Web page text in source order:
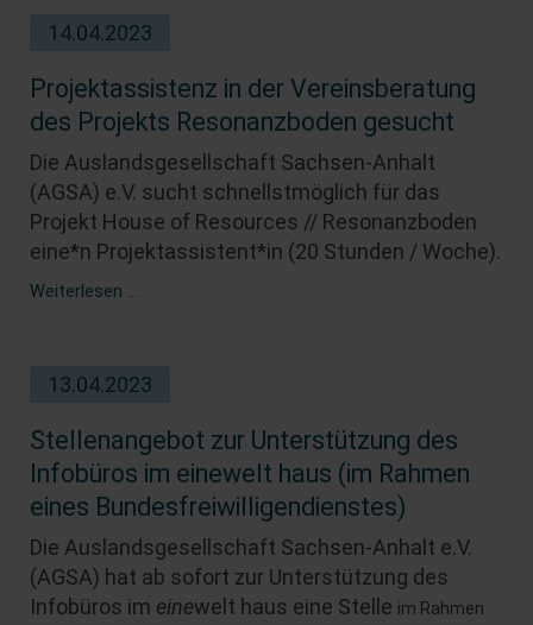
Partnerstadt
Magdeburg
Le
Havre
14.04.2023
Projektassistenz in der Vereinsberatung
des Projekts Resonanzboden gesucht
Die Auslandsgesellschaft Sachsen-Anhalt
(AGSA) e.V. sucht schnellstmöglich für das
Projekt House of Resources // Resonanzboden
eine*n Projektassistent*in (20 Stunden / Woche).
Weiterlesen …
des
Resonanzboden
gesucht
13.04.2023
Stellenangebot zur Unterstützung des
Infobüros im einewelt haus (im Rahmen
eines Bundesfreiwilligendienstes)
Die Auslandsgesellschaft Sachsen‐Anhalt e.V.
(AGSA) hat ab sofort zur Unterstützung des
Infobüros im einewelt haus eine Stelle im Rahmen